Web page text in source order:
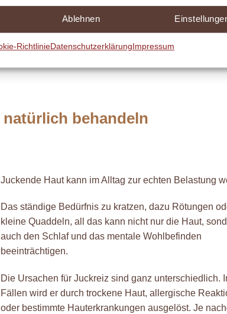
Ablehnen
RichtlinieDatenschutzerklärungImpressum
Weiterlesen→
,Medikamente,Sommer,Sonnenschutz
behandeln
Juckende Haut kann im Alltag zur echten Belastung
Das ständige Bedürfnis zu kratzen, dazu Rötungen
kleine Quaddeln, all das kann nicht nur die Haut,
auch den Schlaf und das mentale Wohlbefinden
beeinträchtigen.
Die Ursachen für Juckreiz sind ganz unterschiedlich.
Fällen wird er durch trockene Haut, allergische
oder bestimmte Hauterkrankungen ausgelöst. Je